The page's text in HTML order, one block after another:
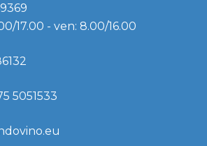
17.00 - ven: 8.00/16.00
5051533